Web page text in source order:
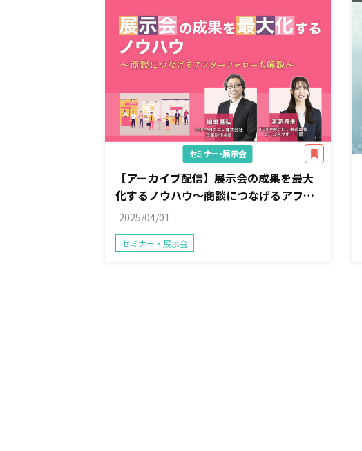
セミナー・展示会
【アーカイブ配信】展示会の成果を最大
化するノウハウ～商談につなげるアフタ
ーフォローも解説～
2025/04/01
セミナー・展示会